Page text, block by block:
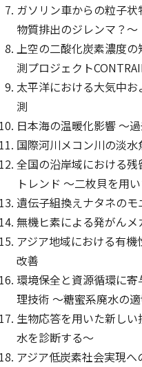
ガソリン車からの粒子
物質排出のジレンマ？～
上空の二酸化炭素濃度
測プロジェクト
太平洋における大気中
測
日本海の温暖化影響 ～
国際河川メコン川の淡
全国の沿岸域における
トレンド ～二枚貝を用
遺伝子組換えナタネの
無機ヒ素による発がんメ
アジア地域における有
改善
環境保全と資源循環に
理技術 ～糖蜜系廃水の
生物応答を用いた新し
水を診断する～
アジア低炭素社会実現